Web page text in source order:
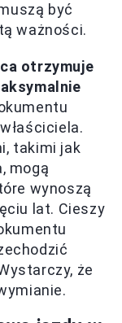
być
ważności.
otrzymuje
takimi jak
mogą
wynoszą
lat. Cieszy
że